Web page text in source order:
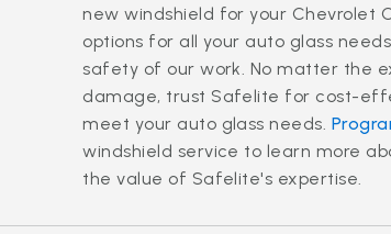
new windshield for your Chevrolet
options for all your auto glass
safety of our work. No matter the
damage, trust Safelite for cost-
meet your auto glass needs.
windshield service to learn more
the value of Safelite's expertise.